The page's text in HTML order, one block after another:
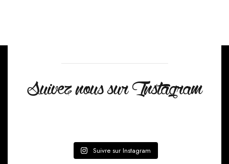
Suivez nous sur Instagram
Suivre sur Instagram